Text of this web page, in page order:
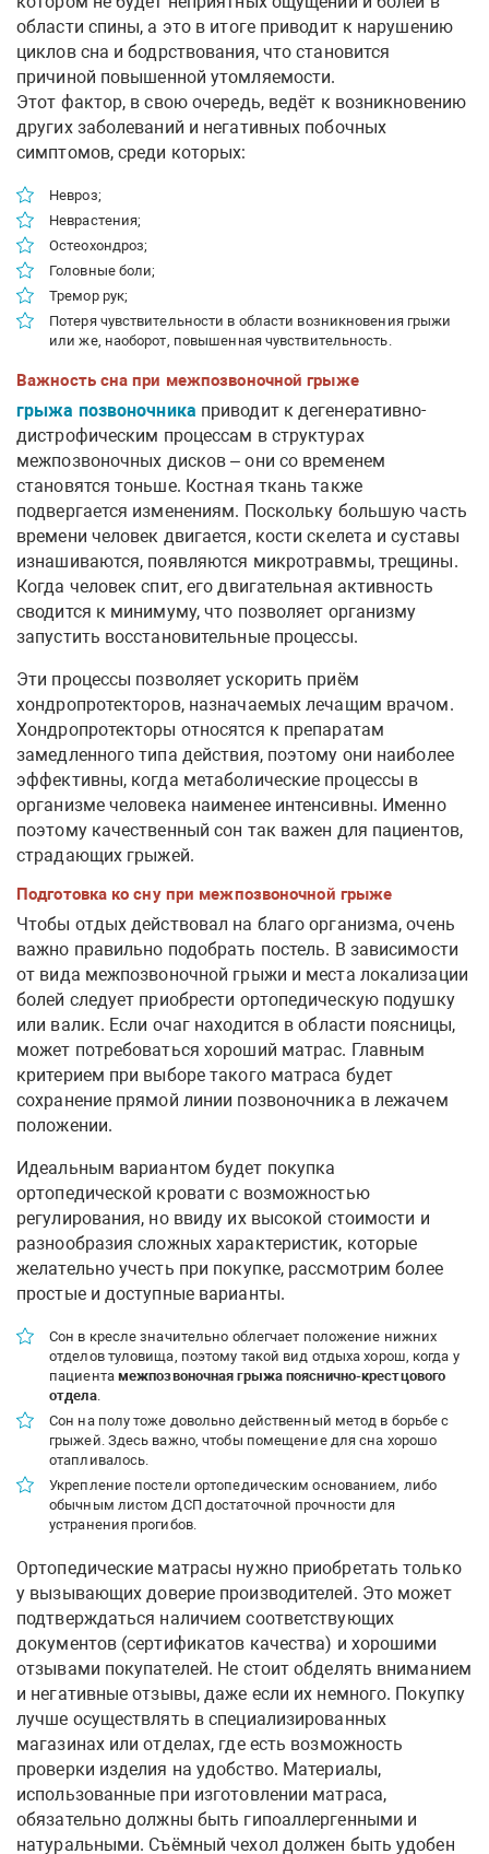
области спины, а это в итоге приводит к нарушению
циклов сна и бодрствования, что становится
причиной повышенной утомляемости.
Этот фактор, в свою очередь, ведёт к возникновению
других заболеваний и негативных побочных
симптомов, среди которых:
Невроз;
Неврастения;
Остеохондроз;
Головные боли;
Тремор рук;
Потеря чувствительности в области возникновения грыжи
или же, наоборот, повышенная чувствительность.
Важность сна при межпозвоночной грыже
грыжа позвоночника приводит к дегенеративно-
дистрофическим процессам в структурах
межпозвоночных дисков – они со временем
становятся тоньше. Костная ткань также
подвергается изменениям. Поскольку большую часть
времени человек двигается, кости скелета и суставы
изнашиваются, появляются микротравмы, трещины.
Когда человек спит, его двигательная активность
сводится к минимуму, что позволяет организму
запустить восстановительные процессы.
Эти процессы позволяет ускорить приём
хондропротекторов, назначаемых лечащим врачом.
Хондропротекторы относятся к препаратам
замедленного типа действия, поэтому они наиболее
эффективны, когда метаболические процессы в
организме человека наименее интенсивны. Именно
поэтому качественный сон так важен для пациентов,
страдающих грыжей.
Подготовка ко сну при межпозвоночной грыже
Чтобы отдых действовал на благо организма, очень
важно правильно подобрать постель. В зависимости
от вида межпозвоночной грыжи и места локализации
болей следует приобрести ортопедическую подушку
или валик. Если очаг находится в области поясницы,
может потребоваться хороший матрас. Главным
критерием при выборе такого матраса будет
сохранение прямой линии позвоночника в лежачем
положении.
Идеальным вариантом будет покупка
ортопедической кровати с возможностью
регулирования, но ввиду их высокой стоимости и
разнообразия сложных характеристик, которые
желательно учесть при покупке, рассмотрим более
простые и доступные варианты.
Сон в кресле значительно облегчает положение нижних
отделов туловища, поэтому такой вид отдыха хорош, когда у
пациента межпозвоночная грыжа пояснично-крестцового
отдела.
Сон на полу тоже довольно действенный метод в борьбе с
грыжей. Здесь важно, чтобы помещение для сна хорошо
отапливалось.
Укрепление постели ортопедическим основанием, либо
обычным листом ДСП достаточной прочности для
устранения прогибов.
Ортопедические матрасы нужно приобретать только
у вызывающих доверие производителей. Это может
подтверждаться наличием соответствующих
документов (сертификатов качества) и хорошими
отзывами покупателей. Не стоит обделять вниманием
и негативные отзывы, даже если их немного. Покупку
лучше осуществлять в специализированных
магазинах или отделах, где есть возможность
проверки изделия на удобство. Материалы,
использованные при изготовлении матраса,
обязательно должны быть гипоаллергенными и
натуральными. Съёмный чехол должен быть удобен